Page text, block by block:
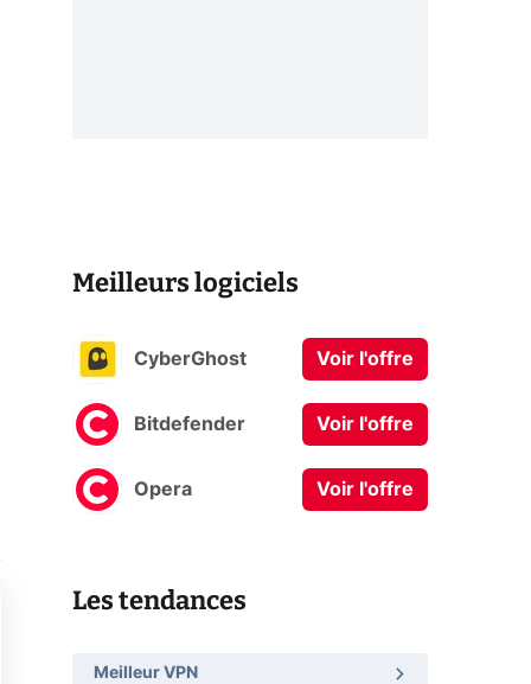
Meilleurs logiciels
CyberGhost Voir l'offre
Bitdefender Voir l'offre
Opera Voir l'offre
Les tendances
Meilleur VPN